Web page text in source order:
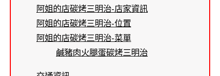
阿姐的店碳烤三明治-店家資訊
阿姐的店碳烤三明治-位置
阿姐的店碳烤三明治-菜單
鹹豬肉火腿蛋碳烤三明治